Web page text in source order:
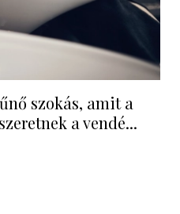
szokás, amit a
a vendé...